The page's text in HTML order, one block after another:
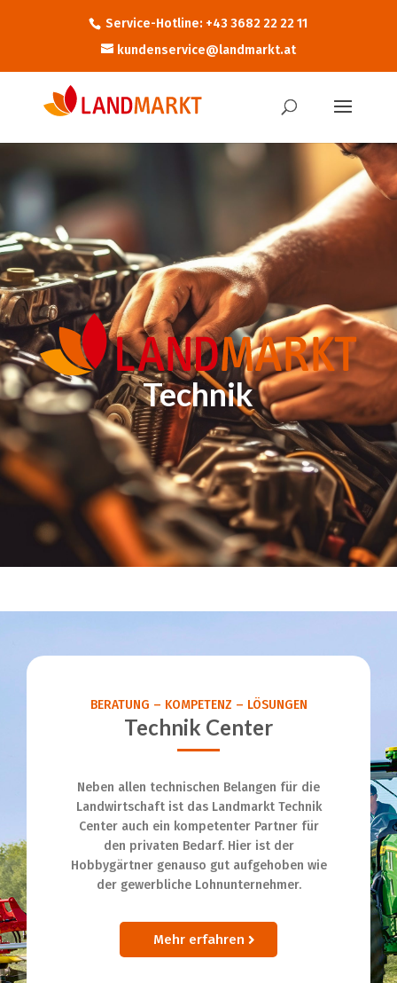
Service-Hotline: +43 3682 22 22 11
kundenservice@landmarkt.at
Technik
BERATUNG – KOMPETENZ – LÖSUNGEN
Technik Center
Neben allen technischen Belangen für die
Landwirtschaft ist das Landmarkt Technik
Center auch ein kompetenter Partner für
den privaten Bedarf. Hier ist der
Hobbygärtner genauso gut aufgehoben wie
der gewerbliche Lohnunternehmer.
Mehr erfahren